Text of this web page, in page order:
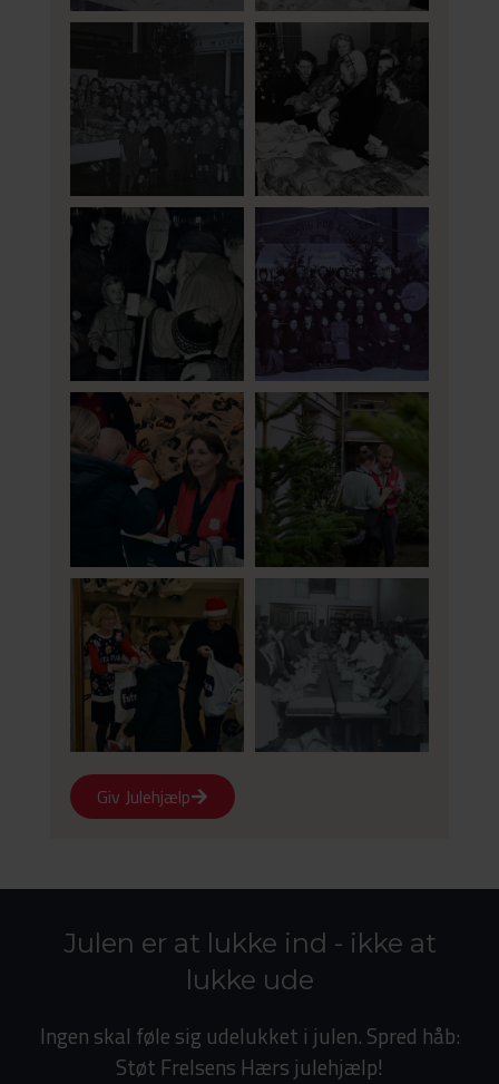
Giv Julehjælp
Julen er at lukke ind - ikke at
lukke ude
Ingen skal føle sig udelukket i julen. Spred håb:
Støt Frelsens Hærs julehjælp!